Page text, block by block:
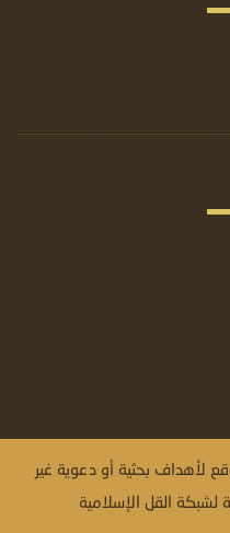
لأهداف بحثية أو دعوية غير
القل الإسلامية